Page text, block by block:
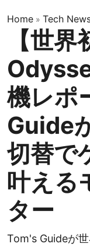
Home » Tech
【世
機レポ
Guide
切替で
叶える
ター
Tom's Guideが